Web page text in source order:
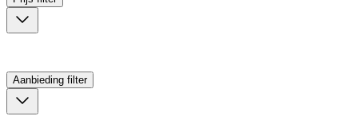
Aanbieding filter